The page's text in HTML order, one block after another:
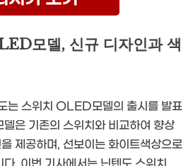
모델, 신규 디자인과 색
는 스위치 OLED모델의 출시를 발표
은 기존의 스위치와 비교하여 향상
제공하며, 선보이는 화이트색상으로
. 이번 기사에서는 닌텐도 스위치